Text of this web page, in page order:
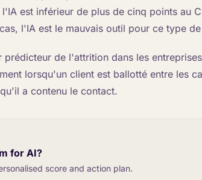
est inférieur de plus de cinq points au
l'IA est le mauvais outil pour ce type
prédicteur de l'attrition dans les
lorsqu'un client est ballotté entre les
a contenu le contact.
for AI?
score and action plan.